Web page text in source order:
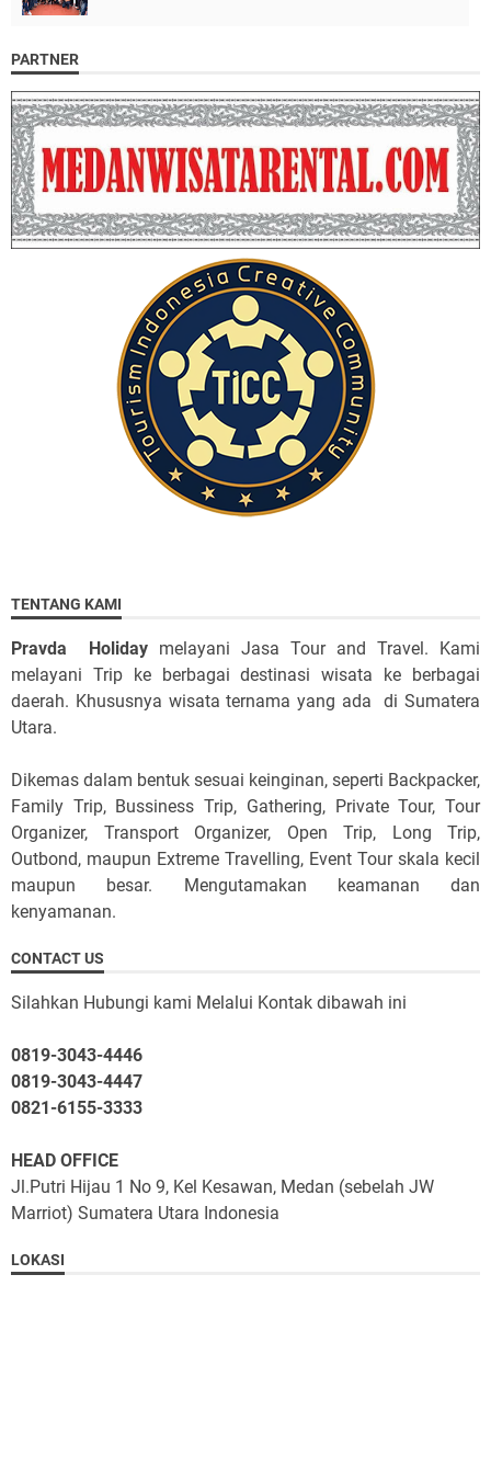
PARTNER
TENTANG KAMI
Pravda Holiday melayani Jasa Tour and Travel. Kami
melayani Trip ke berbagai destinasi wisata ke berbagai
daerah. Khususnya wisata ternama yang ada di Sumatera
Utara.
Dikemas dalam bentuk sesuai keinginan, seperti Backpacker,
Family Trip, Bussiness Trip, Gathering, Private Tour, Tour
Organizer, Transport Organizer, Open Trip, Long Trip,
Outbond, maupun Extreme Travelling, Event Tour skala kecil
maupun besar. Mengutamakan keamanan dan
kenyamanan.
CONTACT US
Silahkan Hubungi kami Melalui Kontak dibawah ini
0819-3043-4446
0819-3043-4447
0821-6155-3333
HEAD OFFICE
Jl.Putri Hijau 1 No 9, Kel Kesawan, Medan (sebelah JW
Marriot) Sumatera Utara Indonesia
LOKASI